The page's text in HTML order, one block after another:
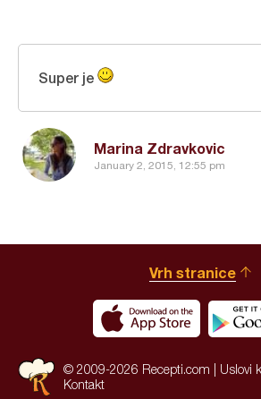
Marina Zdravkovic
January 2, 2015, 12:55 pm
Super je
Vrh stranice
© 2009-2026 Recepti.com | Uslovi
Kontakt